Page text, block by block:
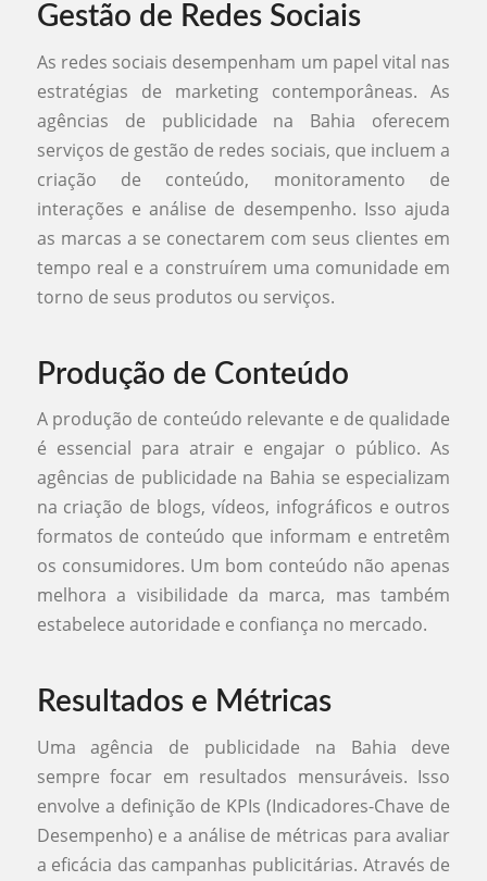
Gestão de Redes Sociais
As redes sociais desempenham um papel vital nas
estratégias de marketing contemporâneas. As
agências de publicidade na Bahia oferecem
serviços de gestão de redes sociais, que incluem a
criação de conteúdo, monitoramento de
interações e análise de desempenho. Isso ajuda
as marcas a se conectarem com seus clientes em
tempo real e a construírem uma comunidade em
torno de seus produtos ou serviços.
Produção de Conteúdo
A produção de conteúdo relevante e de qualidade
é essencial para atrair e engajar o público. As
agências de publicidade na Bahia se especializam
na criação de blogs, vídeos, infográficos e outros
formatos de conteúdo que informam e entretêm
os consumidores. Um bom conteúdo não apenas
melhora a visibilidade da marca, mas também
estabelece autoridade e confiança no mercado.
Resultados e Métricas
Uma agência de publicidade na Bahia deve
sempre focar em resultados mensuráveis. Isso
envolve a definição de KPIs (Indicadores-Chave de
Desempenho) e a análise de métricas para avaliar
a eficácia das campanhas publicitárias. Através de